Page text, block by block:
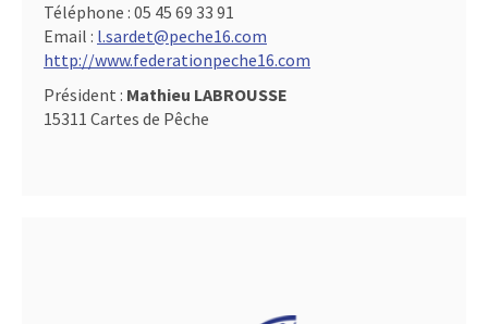
Téléphone : 05 45 69 33 91
Email : l.sardet@peche16.com
http://www.federationpeche16.com
Président : Mathieu LABROUSSE
15311 Cartes de Pêche